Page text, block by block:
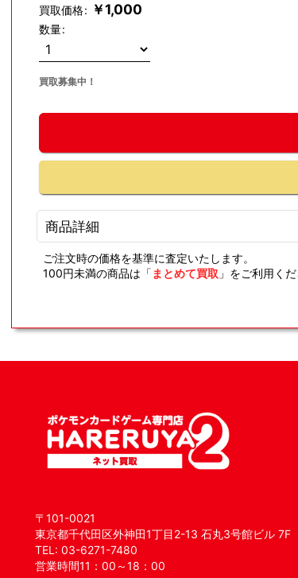
買取価格: ￥1,000
数量:
買取募集中！
商品詳細
ご注文時の価格を基準に査定いたします。
100円未満の商品は「 まとめて買取 」をご利用くだ
〒101-0021
東京都千代田区外神田1丁目2-13 石丸3号館ビル 7F
TEL: 03-6271-7480
営業時間11：00～18：00